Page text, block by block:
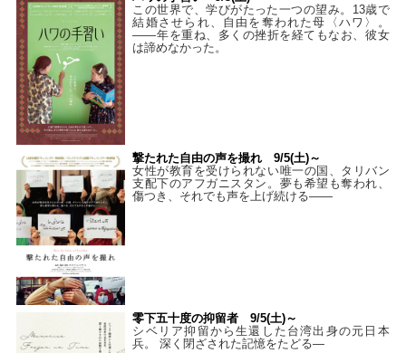
この世界で、学びがたった一つの望み。13歳で
結婚させられ、自由を奪われた母〈ハワ〉。
——年を重ね、多くの挫折を経てもなお、彼女
は諦めなかった。
撃たれた自由の声を撮れ 9/5(土)～
女性が教育を受けられない唯一の国、タリバン
支配下のアフガニスタン。夢も希望も奪われ、
傷つき、それでも声を上げ続ける——
零下五十度の抑留者 9/5(土)～
シベリア抑留から生還した台湾出身の元日本
兵。 深く閉ざされた記憶をたどる—